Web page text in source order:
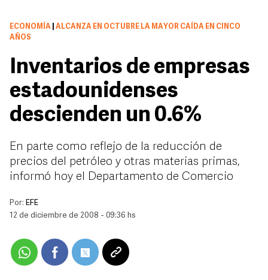
ECONOMÍA
ALCANZA EN OCTUBRE LA MAYOR CAÍDA EN CINCO
AÑOS
Inventarios de empresas
estadounidenses
descienden un 0.6%
En parte como reflejo de la reducción de
precios del petróleo y otras materias primas,
informó hoy el Departamento de Comercio
Por: EFE
12 de diciembre de 2008 - 09:36 hs